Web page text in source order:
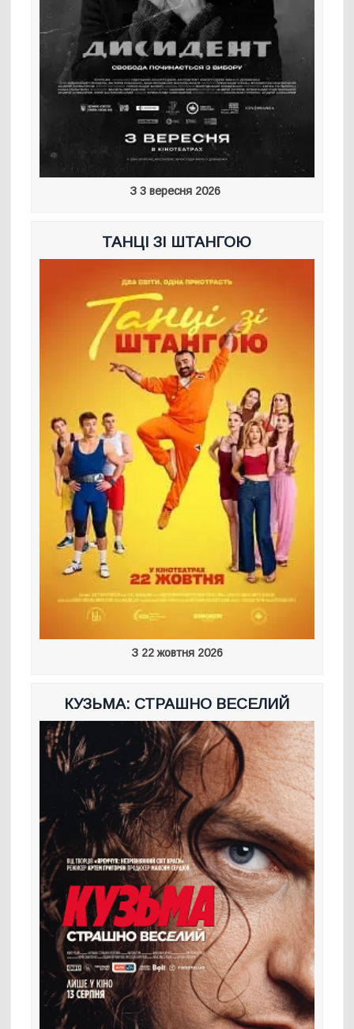
З 3 вересня 2026
ТАНЦІ ЗІ ШТАНГОЮ
З 22 жовтня 2026
КУЗЬМА: СТРАШНО ВЕСЕЛИЙ